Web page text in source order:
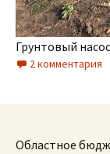
Грунтовый
2 комментария
Областное